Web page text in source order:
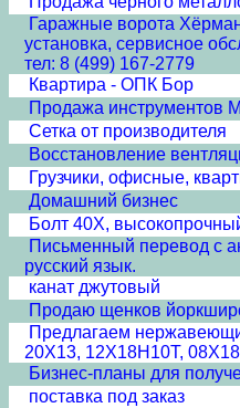
Гаражные ворота
установка, сервисное
тел: 8 (499) 167-2779
Квартира - ОПК Бор
Продажа инструментов
Сетка от производителя
Восстановление
Грузчики, офисные,
Домашний бизнес
Болт 40Х,
Письменный перевод с
русский язык.
канат джутовый
Продаю щенков
Предлагаем
20Х13, 12Х18Н10Т,
Бизнес-планы для
поставка под заказ